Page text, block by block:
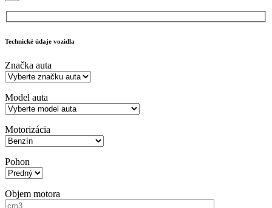
Technické údaje vozidla
Značka auta
Model auta
Motorizácia
Pohon
Objem motora